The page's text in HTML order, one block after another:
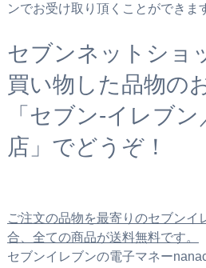
ンでお受け取り頂くことができま
セブンネットショ
買い物した品物の
「セブン‐イレブ
店」でどうぞ！
ご注文の品物を最寄りのセブンイ
合、全ての商品が送料無料です。
セブンイレブンの電子マネー